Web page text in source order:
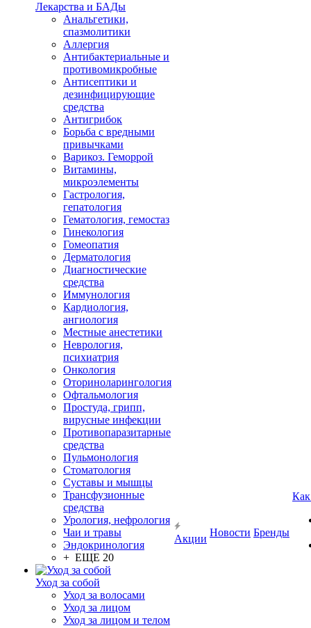
Лекарства и БАДы
Анальгетики,
спазмолитики
Аллергия
Антибактериальные и
противомикробные
Антисептики и
дезинфицирующие
средства
Антигрибок
Борьба с вредными
привычками
Варикоз. Геморрой
Витамины,
микроэлементы
Гастрология,
гепатология
Гематология, гемостаз
Гинекология
Гомеопатия
Дерматология
Диагностические
средства
Иммунология
Кардиология,
ангиология
Местные анестетики
Неврология,
психиатрия
Онкология
Оториноларингология
Офтальмология
Простуда, грипп,
вирусные инфекции
Противопаразитарные
средства
Пульмонология
Стоматология
Суставы и мышцы
Трансфузионные
средства
Урология, нефрология
Чаи и травы
Эндокринология
+ ЕЩЕ 20
Уход за собой
Уход за волосами
Уход за лицом
Уход за лицом и телом
Акции
Новости Бренды